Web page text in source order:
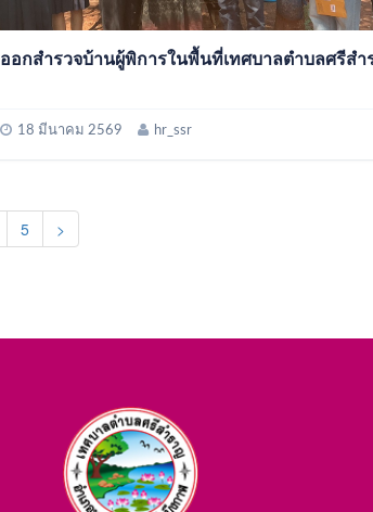
ออกสำรวจบ้านผู้พิการในพื้นที่เทศบาลตำบลศรีส
18 มีนาคม 2569 hr_ssr
5 >